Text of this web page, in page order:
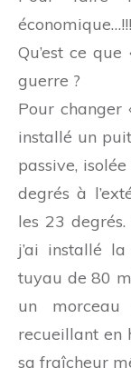
économique…!!!
Qu’est ce
guerre ?
Pour changer
installé un
passive,
degrés à
les 23
j’ai installé
tuyau de 80
un
recueillant en
sa fraîcheur